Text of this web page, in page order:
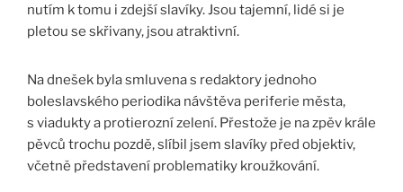
bývá
problém!
nutím k tomu i zdejší slavíky. Jsou tajemní, lidé si je
pletou se skřivany, jsou atraktivní.
Na dnešek byla smluvena s redaktory jednoho
boleslavského periodika návštěva periferie města,
s viadukty a protierozní zelení. Přestože je na zpěv krále
pěvců trochu pozdě, slíbil jsem slavíky před objektiv,
včetně představení problematiky kroužkování.